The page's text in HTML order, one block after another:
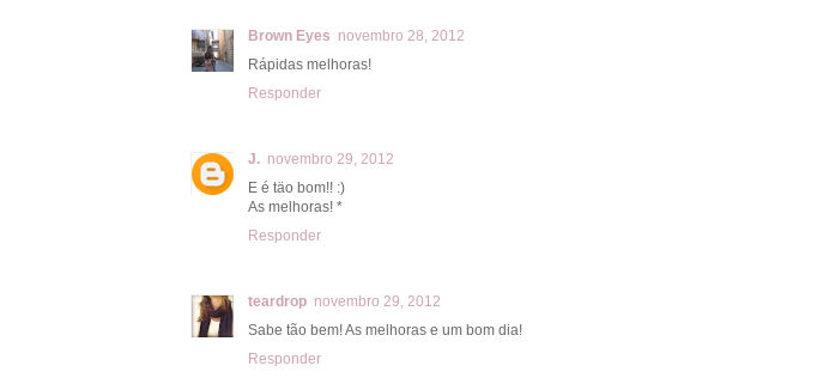
Brown Eyes novembro 28, 2012
Rápidas melhoras!
Responder
J. novembro 29, 2012
E é täo bom!! :)
As melhoras! *
Responder
teardrop novembro 29, 2012
Sabe tão bem! As melhoras e um bom dia!
Responder